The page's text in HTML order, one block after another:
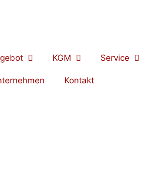
KGM Service
Kontakt